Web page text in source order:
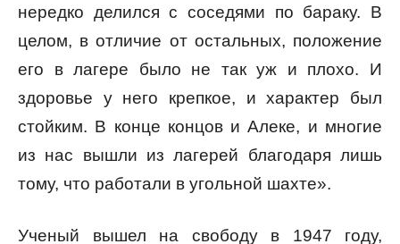
нередко делился с соседями по бараку. В
целом, в отличие от остальных, положение
его в лагере было не так уж и плохо. И
здоровье у него крепкое, и характер был
стойким. В конце концов и Алеке, и многие
из нас вышли из лагерей благодаря лишь
тому, что работали в угольной шахте».
Ученый вышел на свободу в 1947 году,